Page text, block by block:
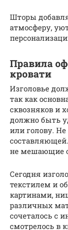
Шторы
атмосферу,
Правила
кровати
Изголовье
так как
сквозняков и
должно быть
или голову. Не
не мешающие
Сегодня
текстилем и
картинами,
различных
сочеталось с
смотрелось в